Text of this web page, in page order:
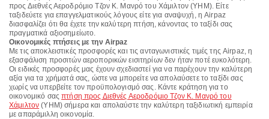
προς Διεθνές Αεροδρόμιο Τζον Κ. Μανρό του Χάμιλτον (YHM). Είτε
ταξιδεύετε για επαγγελματικούς λόγους είτε για αναψυχή, η Airpaz
διασφαλίζει ότι θα έχετε την καλύτερη πτήση, κάνοντας το ταξίδι σας
πραγματικά αξιοσημείωτο.
Οικονομικές πτήσεις με την Airpaz
Με τις αποκλειστικές προσφορές και τις ανταγωνιστικές τιμές της Airpaz, η
εξασφάλιση προσιτών αεροπορικών εισιτηρίων δεν ήταν ποτέ ευκολότερη.
Οι ειδικές προσφορές μας έχουν σχεδιαστεί για να παρέχουν την καλύτερη
αξία για τα χρήματά σας, ώστε να μπορείτε να απολαύσετε το ταξίδι σας
χωρίς να υπερβείτε τον προϋπολογισμό σας. Κάντε κράτηση για το
οικονομικό σαςπτήση προς Διεθνές Αεροδρόμιο Τζον Κ. Μανρό του
Χάμιλτον (YHM) σήμερα και απολαύστε την καλύτερη ταξιδιωτική εμπειρία
με απαράμιλλη οικονομία.